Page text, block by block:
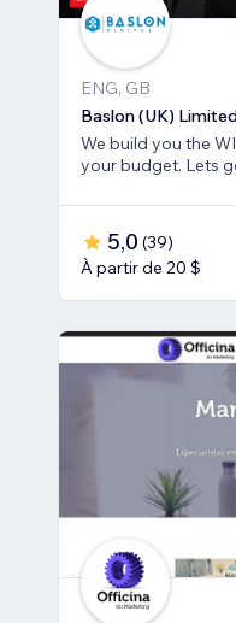
ENG, GB
Baslon (UK)
We build you the
your budget.
5,0 (39)
À partir de 20 $